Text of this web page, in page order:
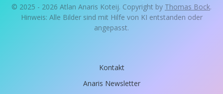
© 2025 - 2026 Atlan Anaris Koteij. Copyright by Thomas Bock.
Hinweis: Alle Bilder sind mit Hilfe von KI entstanden oder
angepasst.
Kontakt
Anaris Newsletter